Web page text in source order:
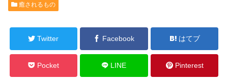
癒されるもの
Twitter Facebook はてブ
Pocket LINE Pinterest